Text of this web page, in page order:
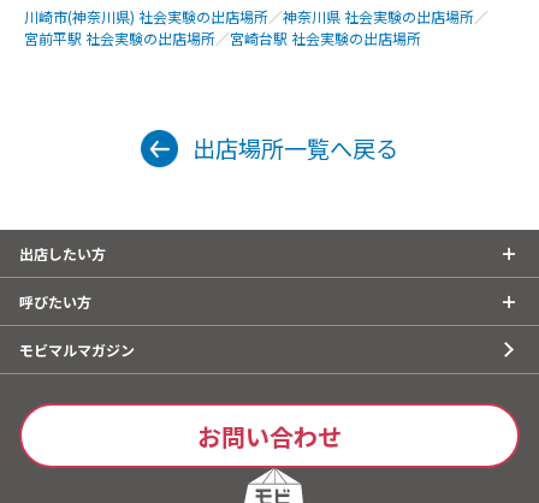
川崎市(神奈川県) 社会実験の出店場所／神奈川県 社会実験の出店場所／
宮前平駅 社会実験の出店場所／宮崎台駅 社会実験の出店場所
出店場所一覧へ戻る
出店したい方
呼びたい方
モビマルマガジン
お問い合わせ